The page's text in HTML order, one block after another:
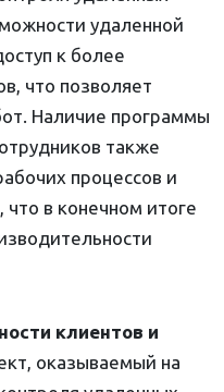
удаленной
к более
что позволяет
Наличие программы
также
процессов и
в конечном итоге
клиентов и
оказываемый на